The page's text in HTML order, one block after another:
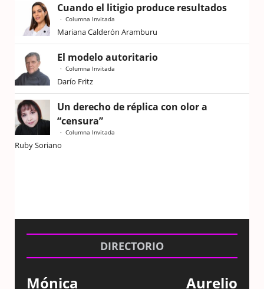
Cuando el litigio produce resultados
Columna Invitada
Mariana Calderón Aramburu
El modelo autoritario
Columna Invitada
Darío Fritz
Un derecho de réplica con olor a
“censura”
Columna Invitada
Ruby Soriano
DIRECTORIO
Mónica Aurelio